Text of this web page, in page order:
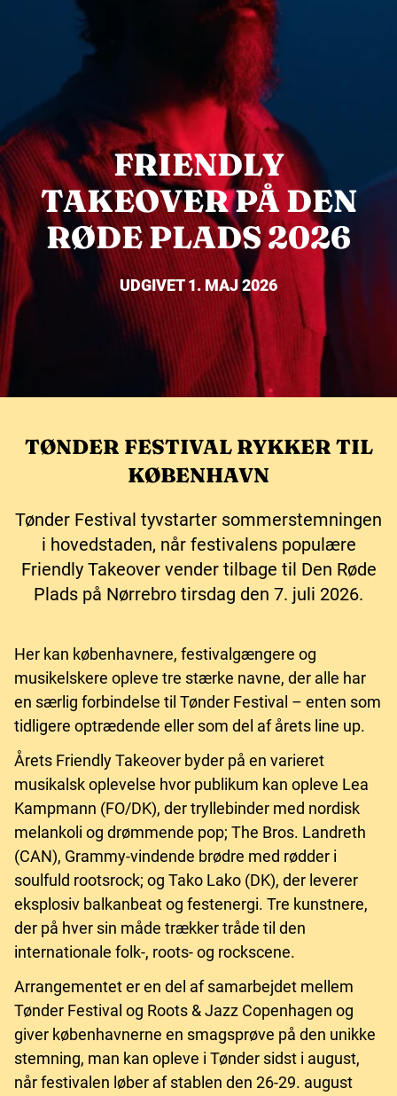
FRIENDLY
TAKEOVER PÅ DEN
RØDE PLADS 2026
UDGIVET 1. MAJ 2026
TØNDER FESTIVAL RYKKER TIL
KØBENHAVN
Tønder Festival tyvstarter sommerstemningen
i hovedstaden, når festivalens populære
Friendly Takeover vender tilbage til Den Røde
Plads på Nørrebro tirsdag den 7. juli 2026.
Her kan københavnere, festivalgængere og
musikelskere opleve tre stærke navne, der alle har
en særlig forbindelse til Tønder Festival – enten som
tidligere optrædende eller som del af årets line up.
Årets Friendly Takeover byder på en varieret
musikalsk oplevelse hvor publikum kan opleve Lea
Kampmann (FO/DK), der tryllebinder med nordisk
melankoli og drømmende pop; The Bros. Landreth
(CAN), Grammy-vindende brødre med rødder i
soulfuld rootsrock; og Tako Lako (DK), der leverer
eksplosiv balkanbeat og festenergi. Tre kunstnere,
der på hver sin måde trækker tråde til den
internationale folk-, roots- og rockscene.
Arrangementet er en del af samarbejdet mellem
Tønder Festival og Roots & Jazz Copenhagen og
giver københavnerne en smagsprøve på den unikke
stemning, man kan opleve i Tønder sidst i august,
når festivalen løber af stablen den 26-29. august